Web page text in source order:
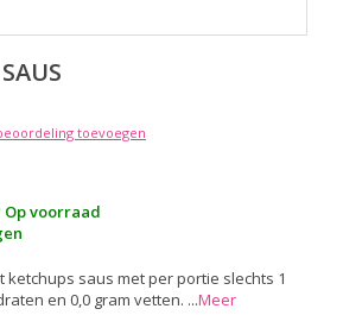
toevoegen
Op voorraad
ketchups saus met per portie slechts 1
en 0,0 gram vetten. ...Meer